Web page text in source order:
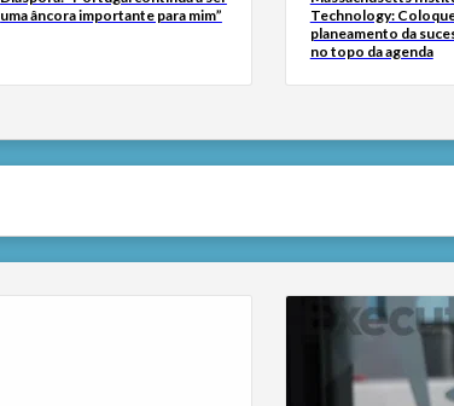
uma âncora importante para mim”
Technology:
planeamento da
no topo da agenda